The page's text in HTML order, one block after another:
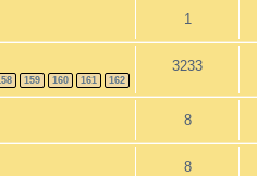
1
159 160 161 162
3233
8
8